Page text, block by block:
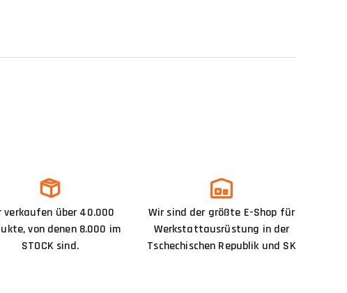
verkaufen über 40.000
von denen 8.000 im
STOCK sind.
Wir sind der größte E-Shop für
Werkstattausrüstung in der
Tschechischen Republik und SK